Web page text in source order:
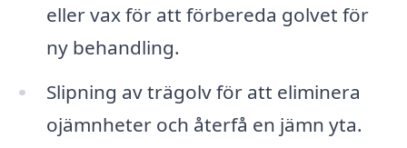
eller vax för att förbereda golvet för
ny behandling.
Slipning av trägolv för att eliminera
ojämnheter och återfå en jämn yta.